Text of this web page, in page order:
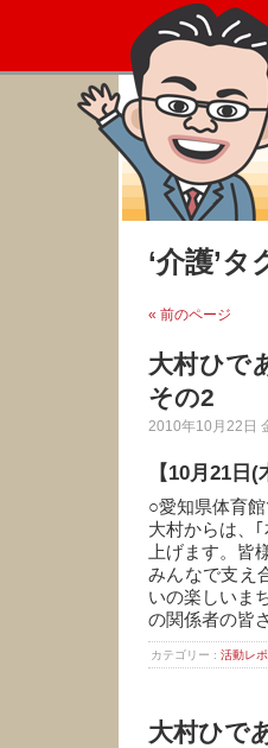
‘介護’タ
« 前のページ
大村ひで
その2
2010年10月22日
【10月21
○愛知県体育
大村からは、
上げます。皆
みんなで支え
いの楽しいま
の関係者の皆
カテゴリー : 活動レ
大村ひで